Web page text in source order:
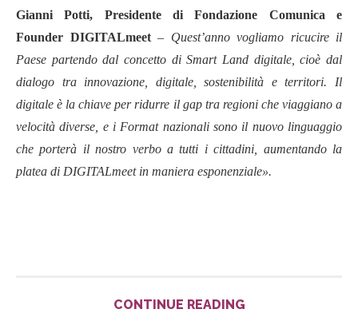
Gianni Potti, Presidente di Fondazione Comunica e
Founder DIGITALmeet– Quest’anno vogliamo ricucire il
Paese partendo dal concetto di Smart Land digitale, cioè dal
dialogo tra innovazione, digitale, sostenibilità e territori. Il
digitale è la chiave per ridurre il gap tra regioni che viaggiano a
velocità diverse, e i Format nazionali sono il nuovo linguaggio
che porterà il nostro verbo a tutti i cittadini, aumentando la
platea di DIGITALmeet in maniera esponenziale».
CONTINUE READING